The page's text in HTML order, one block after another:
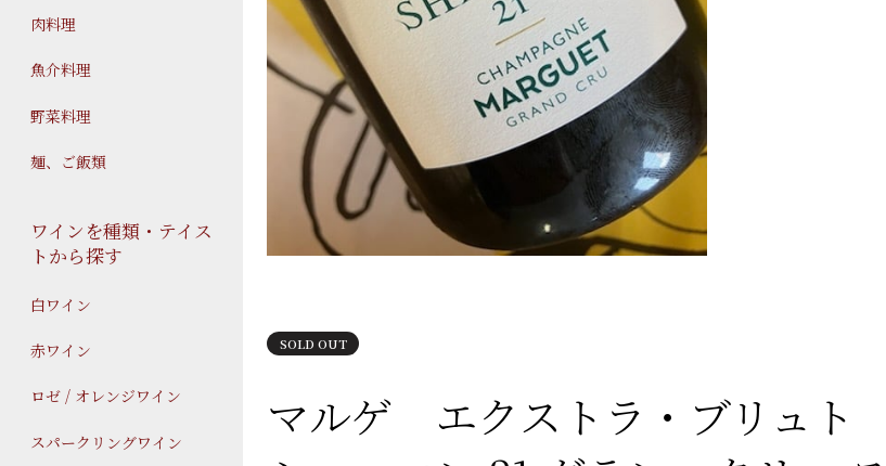
肉料理
魚介料理
野菜料理
麺、ご飯類
ワインを種類・テイス
トから探す
白ワイン
赤ワイン
ロゼ / オレンジワイン
スパークリングワイン
SOLD OUT
マルゲ エクストラ・ブリュト